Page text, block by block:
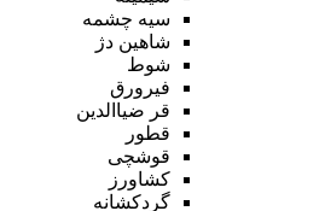
سیه چشمه
شاهین دژ
شوط
فیرورق
قر ضیاالدین
قطور
قوشچی
کشاورز
گردکشانه